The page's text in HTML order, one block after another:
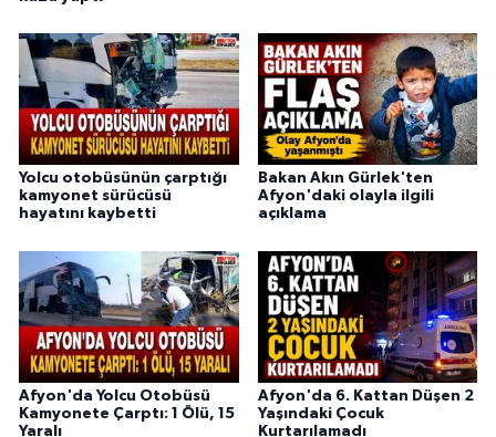
Yolcu otobüsünün çarptığı
kamyonet sürücüsü
hayatını kaybetti
Bakan Akın Gürlek'ten
Afyon'daki olayla ilgili
açıklama
Afyon'da Yolcu Otobüsü
Kamyonete Çarptı: 1 Ölü, 15
Yaralı
Afyon'da 6. Kattan Düşen 2
Yaşındaki Çocuk
Kurtarılamadı